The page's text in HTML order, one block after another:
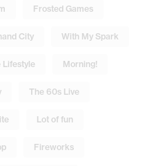
Frosted Games
City With My Spark
Lifestyle Morning!
The 60s Live
Lot of fun
Fireworks